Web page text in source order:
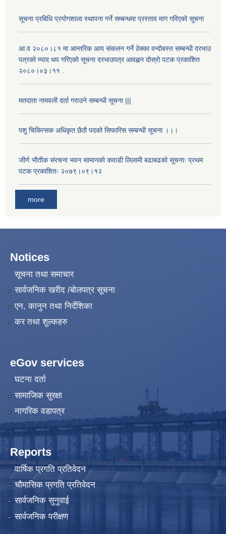
सूचना प्रबिधि प्रयोगशाला स्थापना गर्ने सम्बन्धमा प्रस्ताव माग गरिएको सूचना
आ.व २०८०।८१ मा आन्तरिक आय संकलन गर्ने ठेक्का वन्दोबस्त सम्बन्धी दरभाउ
पत्रको म्याद थप गरिएको सूचना दरभाउपत्र आवह्नन दोस्रो पटक प्रकाशित
२०८०।०३।११ .
मतदाता नामवली दर्ता गराउने सम्बन्धी सूचना |||
पशु चिकित्सक अधिकृत छैठौ पदको सिफारिस सम्बन्धी सूचना ।।।
जीर्ण भौतीक संरचना भवन सामानको कवाडी लिलामी बढाबढको सूचनाः प्रथम
पटक प्रकाशितः २०७९।०९।१२
more
Notices
सूचना तथा समाचार
सार्वजनिक खरीद /बोलपत्र सूचना
एन, कानुन तथा निर्देशिका
कर तथा शुल्कहरु
eGov services
घटना दर्ता
सामाजिक सुरक्षा
नागरिक वडापत्र
Reports
वार्षिक प्रगति प्रतिवेदन
चौमासिक प्रगति प्रतिवेदन
सार्वजनिक सुनुवाई
सार्वजनिक परीक्षण